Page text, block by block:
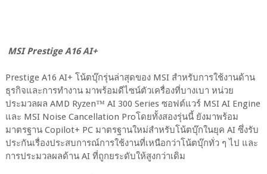
MSI Prestige A16 AI+
Prestige A16 AI+ โน้ตบุ๊กรุ่นล่าสุดของ MSI สำหรับการใช้งานด้าน
ธุรกิจและการทำงาน มาพร้อมดีไซน์ตัวเครื่องที่บางเบา หน่วย
ประมวลผล AMD Ryzen™ AI 300 Series ซอฟต์แวร์ MSI AI Engine
และ MSI Noise Cancellation Proโดยทั้งสองรุ่นนี้ ยังมาพร้อม
มาตรฐาน Copilot+ PC มาตรฐานใหม่สำหรับโน้ตบุ๊กในยุค AI ซึ่งรับ
ประกันเรื่องประสบการณ์การใช้งานที่เหนือกว่าโน้ตบุ๊กทั่ว ๆ ไป และ
การประมวลผลด้าน AI ที่ถูกยระดับให้สูงกว่าเดิม